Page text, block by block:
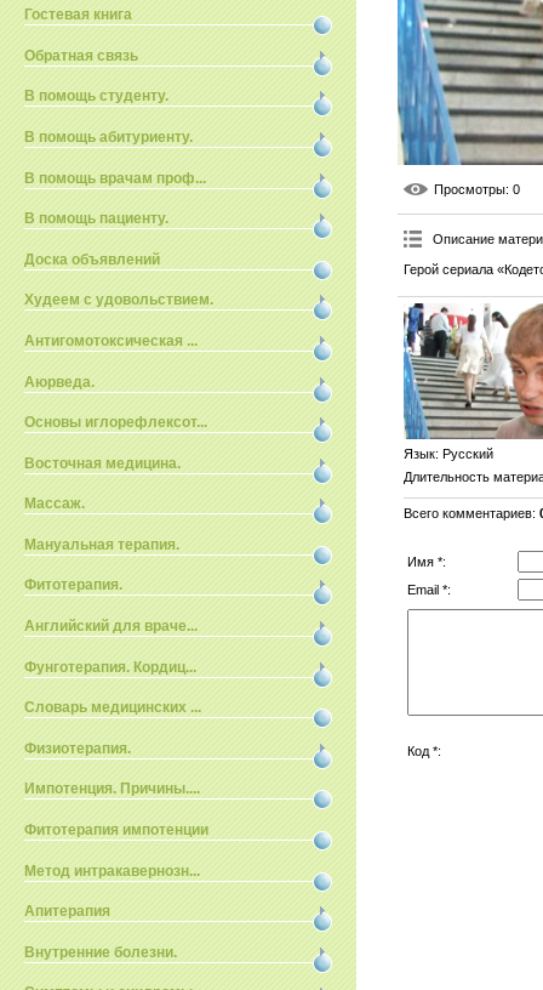
Гостевая книга
Обратная связь
В помощь студенту.
В помощь абитуриенту.
В помощь врачам проф...
В помощь пациенту.
Доска объявлений
Худеем с удовольствием.
Антигомотоксическая ...
Аюрведа.
Основы иглорефлексот...
Восточная медицина.
Массаж.
Мануальная терапия.
Фитотерапия.
Английский для враче...
Фунготерапия. Кордиц...
Словарь медицинских ...
Физиотерапия.
Импотенция. Причины....
Фитотерапия импотенции
Метод интракавернозн...
Апитерапия
Внутренние болезни.
Просмотры: 0
Описание
Герой сериала
Язык: Русский
Длительность
Всего комментариев:
Имя *:
Email *:
Код *: